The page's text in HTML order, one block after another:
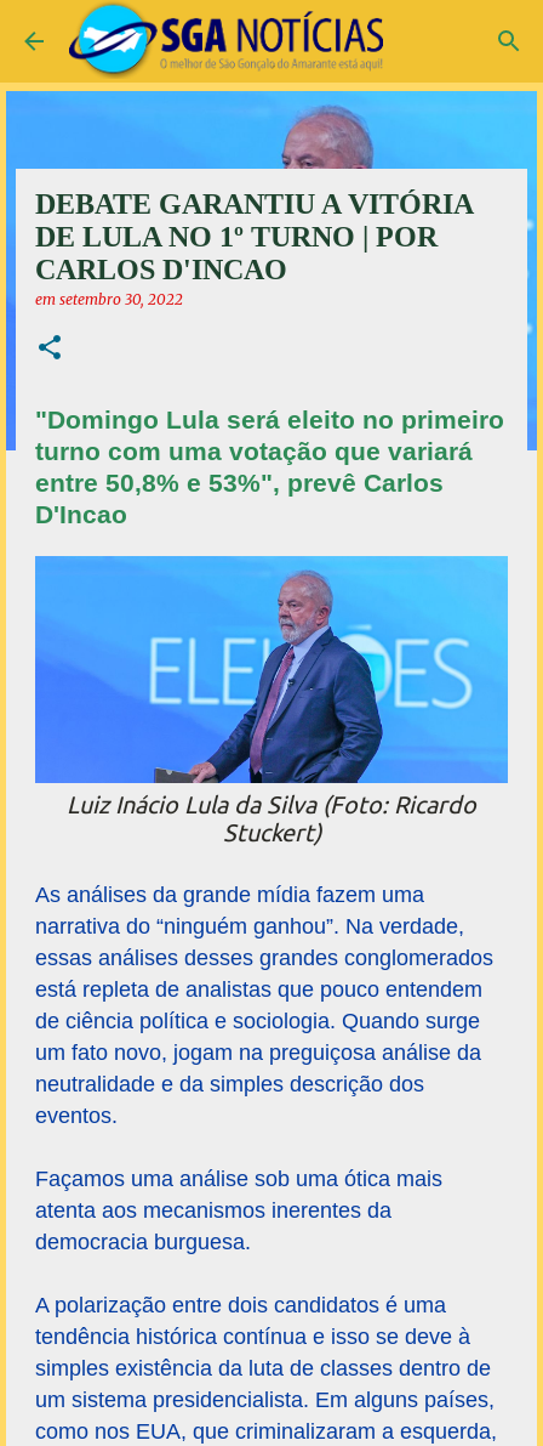
Pular para o conteúdo principal
DEBATE GARANTIU A VITÓRIA
DE LULA NO 1º TURNO | POR
CARLOS D'INCAO
em setembro 30, 2022
"Domingo Lula será eleito no primeiro
turno com uma votação que variará
entre 50,8% e 53%", prevê Carlos
D'Incao
Luiz Inácio Lula da Silva (Foto: Ricardo
Stuckert)
As análises da grande mídia fazem uma
narrativa do “ninguém ganhou”. Na verdade,
essas análises desses grandes conglomerados
está repleta de analistas que pouco entendem
de ciência política e sociologia. Quando surge
um fato novo, jogam na preguiçosa análise da
neutralidade e da simples descrição dos
eventos.
Façamos uma análise sob uma ótica mais
atenta aos mecanismos inerentes da
democracia burguesa.
A polarização entre dois candidatos é uma
tendência histórica contínua e isso se deve à
simples existência da luta de classes dentro de
um sistema presidencialista. Em alguns países,
como nos EUA, que criminalizaram a esquerda,